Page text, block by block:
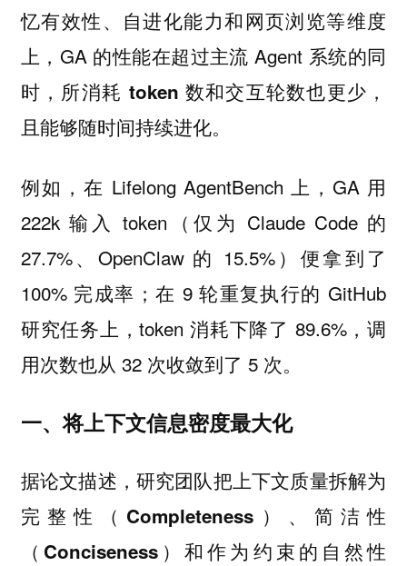
忆有效性、自进化能力和网页浏览等维度
上，GA 的性能在超过主流 Agent 系统的同
时， 所消耗 token 数和交互轮数也更少，
且能够随时间持续进化。
例如，在 Lifelong AgentBench 上，GA 用
222k 输入 token（仅为 Claude Code 的
27.7%、OpenClaw 的 15.5%）便拿到了
100% 完成率；在 9 轮重复执行的 GitHub
研究任务上，token 消耗下降了 89.6%，调
用次数也从 32 次收敛到了 5 次。
一、将上下文信息密度最大化
据论文描述，研究团队把上下文质量拆解为
完整性（Completeness）、简洁性
（Conciseness）和作为约束的 自然性